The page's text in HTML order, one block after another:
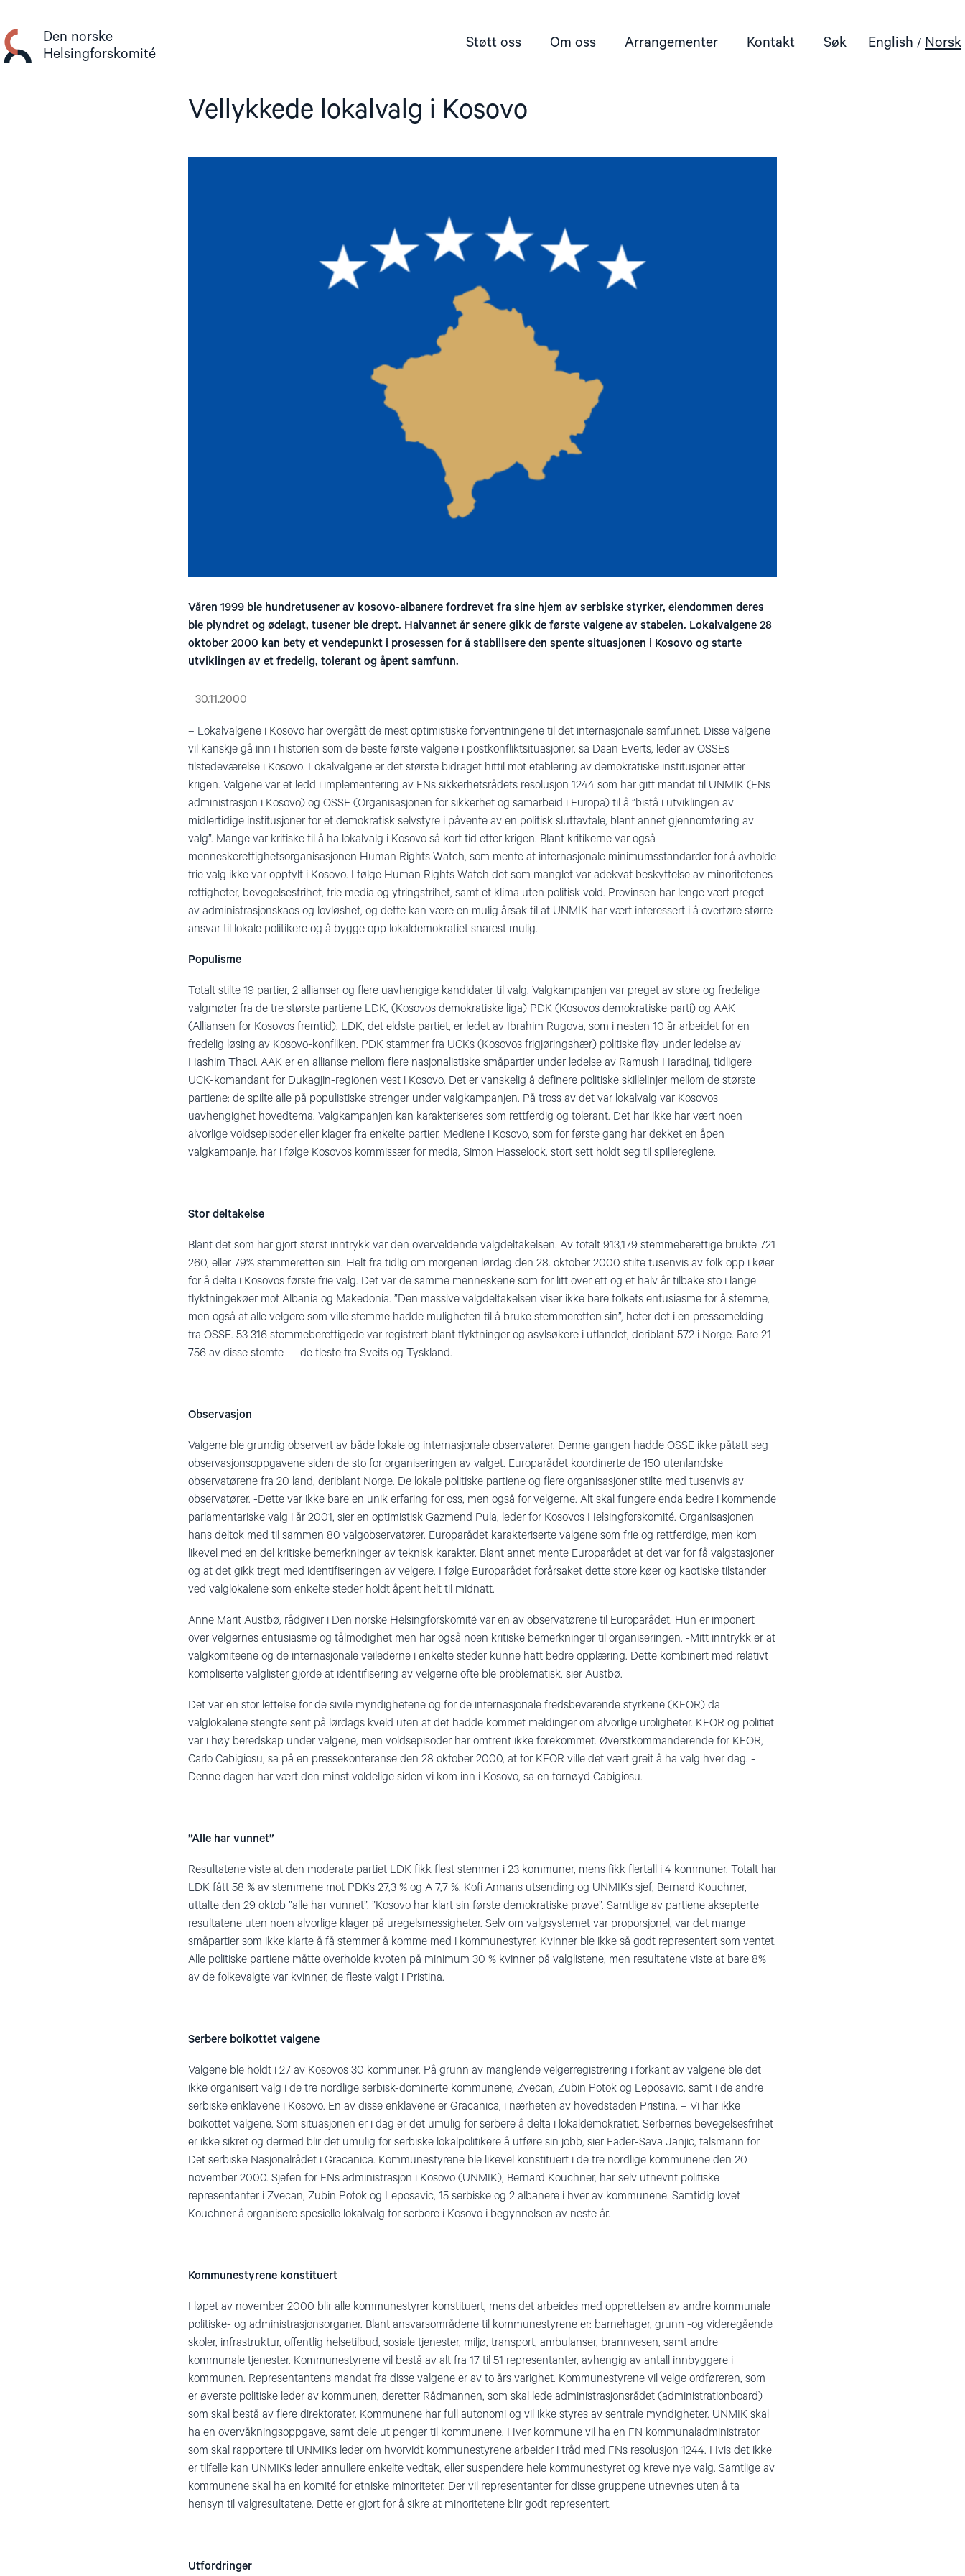
innhold
Den norske
Helsingforskomité
Støtt oss Om oss Arrangementer Kontakt Søk English Norsk
Vellykkede lokalvalg i Kosovo
Våren 1999 ble hundretusener av kosovo-albanere fordrevet fra sine hjem av serbiske styrker, eiendommen deres
ble plyndret og ødelagt, tusener ble drept. Halvannet år senere gikk de første valgene av stabelen. Lokalvalgene 28
oktober 2000 kan bety et vendepunkt i prosessen for å stabilisere den spente situasjonen i Kosovo og starte
utviklingen av et fredelig, tolerant og åpent samfunn.
30.11.2000
– Lokalvalgene i Kosovo har overgått de mest optimistiske forventningene til det internasjonale samfunnet. Disse valgene
vil kanskje gå inn i historien som de beste første valgene i postkonfliktsituasjoner, sa Daan Everts, leder av OSSEs
tilstedeværelse i Kosovo. Lokalvalgene er det største bidraget hittil mot etablering av demokratiske institusjoner etter
krigen. Valgene var et ledd i implementering av FNs sikkerhetsrådets resolusjon 1244 som har gitt mandat til UNMIK (FNs
administrasjon i Kosovo) og OSSE (Organisasjonen for sikkerhet og samarbeid i Europa) til å ”bistå i utviklingen av
midlertidige institusjoner for et demokratisk selvstyre i påvente av en politisk sluttavtale, blant annet gjennomføring av
valg”. Mange var kritiske til å ha lokalvalg i Kosovo så kort tid etter krigen. Blant kritikerne var også
menneskerettighetsorganisasjonen Human Rights Watch, som mente at internasjonale minimumsstandarder for å avholde
frie valg ikke var oppfylt i Kosovo. I følge Human Rights Watch det som manglet var adekvat beskyttelse av minoritetenes
rettigheter, bevegelsesfrihet, frie media og ytringsfrihet, samt et klima uten politisk vold. Provinsen har lenge vært preget
av administrasjonskaos og lovløshet, og dette kan være en mulig årsak til at UNMIK har vært interessert i å overføre større
ansvar til lokale politikere og å bygge opp lokaldemokratiet snarest mulig.
Populisme
Totalt stilte 19 partier, 2 allianser og flere uavhengige kandidater til valg. Valgkampanjen var preget av store og fredelige
valgmøter fra de tre største partiene LDK, (Kosovos demokratiske liga) PDK (Kosovos demokratiske parti) og AAK
(Alliansen for Kosovos fremtid). LDK, det eldste partiet, er ledet av Ibrahim Rugova, som i nesten 10 år arbeidet for en
fredelig løsing av Kosovo-konfliken. PDK stammer fra UCKs (Kosovos frigjøringshær) politiske fløy under ledelse av
Hashim Thaci. AAK er en allianse mellom flere nasjonalistiske småpartier under ledelse av Ramush Haradinaj, tidligere
UCK-komandant for Dukagjin-regionen vest i Kosovo. Det er vanskelig å definere politiske skillelinjer mellom de største
partiene: de spilte alle på populistiske strenger under valgkampanjen. På tross av det var lokalvalg var Kosovos
uavhengighet hovedtema. Valgkampanjen kan karakteriseres som rettferdig og tolerant. Det har ikke har vært noen
alvorlige voldsepisoder eller klager fra enkelte partier. Mediene i Kosovo, som for første gang har dekket en åpen
valgkampanje, har i følge Kosovos kommissær for media, Simon Hasselock, stort sett holdt seg til spillereglene.
Stor deltakelse
Blant det som har gjort størst inntrykk var den overveldende valgdeltakelsen. Av totalt 913,179 stemmeberettige brukte 721
260, eller 79% stemmeretten sin. Helt fra tidlig om morgenen lørdag den 28. oktober 2000 stilte tusenvis av folk opp i køer
for å delta i Kosovos første frie valg. Det var de samme menneskene som for litt over ett og et halv år tilbake sto i lange
flyktningekøer mot Albania og Makedonia. ”Den massive valgdeltakelsen viser ikke bare folkets entusiasme for å stemme,
men også at alle velgere som ville stemme hadde muligheten til å bruke stemmeretten sin”, heter det i en pressemelding
fra OSSE. 53 316 stemmeberettigede var registrert blant flyktninger og asylsøkere i utlandet, deriblant 572 i Norge. Bare 21
756 av disse stemte — de fleste fra Sveits og Tyskland.
Observasjon
Valgene ble grundig observert av både lokale og internasjonale observatører. Denne gangen hadde OSSE ikke påtatt seg
observasjonsoppgavene siden de sto for organiseringen av valget. Europarådet koordinerte de 150 utenlandske
observatørene fra 20 land, deriblant Norge. De lokale politiske partiene og flere organisasjoner stilte med tusenvis av
observatører. -Dette var ikke bare en unik erfaring for oss, men også for velgerne. Alt skal fungere enda bedre i kommende
parlamentariske valg i år 2001, sier en optimistisk Gazmend Pula, leder for Kosovos Helsingforskomité. Organisasjonen
hans deltok med til sammen 80 valgobservatører. Europarådet karakteriserte valgene som frie og rettferdige, men kom
likevel med en del kritiske bemerkninger av teknisk karakter. Blant annet mente Europarådet at det var for få valgstasjoner
og at det gikk tregt med identifiseringen av velgere. I følge Europarådet forårsaket dette store køer og kaotiske tilstander
ved valglokalene som enkelte steder holdt åpent helt til midnatt.
Anne Marit Austbø, rådgiver i Den norske Helsingforskomité var en av observatørene til Europarådet. Hun er imponert
over velgernes entusiasme og tålmodighet men har også noen kritiske bemerkninger til organiseringen. -Mitt inntrykk er at
valgkomiteene og de internasjonale veilederne i enkelte steder kunne hatt bedre opplæring. Dette kombinert med relativt
kompliserte valglister gjorde at identifisering av velgerne ofte ble problematisk, sier Austbø.
Det var en stor lettelse for de sivile myndighetene og for de internasjonale fredsbevarende styrkene (KFOR) da
valglokalene stengte sent på lørdags kveld uten at det hadde kommet meldinger om alvorlige uroligheter. KFOR og politiet
var i høy beredskap under valgene, men voldsepisoder har omtrent ikke forekommet. Øverstkommanderende for KFOR,
Carlo Cabigiosu, sa på en pressekonferanse den 28 oktober 2000, at for KFOR ville det vært greit å ha valg hver dag. -
Denne dagen har vært den minst voldelige siden vi kom inn i Kosovo, sa en fornøyd Cabigiosu.
”Alle har vunnet”
Resultatene viste at den moderate partiet LDK fikk flest stemmer i 23 kommuner, mens fikk flertall i 4 kommuner. Totalt har
LDK fått 58 % av stemmene mot PDKs 27,3 % og A 7,7 %. Kofi Annans utsending og UNMIKs sjef, Bernard Kouchner,
uttalte den 29 oktob ”alle har vunnet”. ”Kosovo har klart sin første demokratiske prøve”. Samtlige av partiene aksepterte
resultatene uten noen alvorlige klager på uregelsmessigheter. Selv om valgsystemet var proporsjonel, var det mange
småpartier som ikke klarte å få stemmer å komme med i kommunestyrer. Kvinner ble ikke så godt representert som ventet.
Alle politiske partiene måtte overholde kvoten på minimum 30 % kvinner på valglistene, men resultatene viste at bare 8%
av de folkevalgte var kvinner, de fleste valgt i Pristina.
Serbere boikottet valgene
Valgene ble holdt i 27 av Kosovos 30 kommuner. På grunn av manglende velgerregistrering i forkant av valgene ble det
ikke organisert valg i de tre nordlige serbisk-dominerte kommunene, Zvecan, Zubin Potok og Leposavic, samt i de andre
serbiske enklavene i Kosovo. En av disse enklavene er Gracanica, i nærheten av hovedstaden Pristina. – Vi har ikke
boikottet valgene. Som situasjonen er i dag er det umulig for serbere å delta i lokaldemokratiet. Serbernes bevegelsesfrihet
er ikke sikret og dermed blir det umulig for serbiske lokalpolitikere å utføre sin jobb, sier Fader-Sava Janjic, talsmann for
Det serbiske Nasjonalrådet i Gracanica. Kommunestyrene ble likevel konstituert i de tre nordlige kommunene den 20
november 2000. Sjefen for FNs administrasjon i Kosovo (UNMIK), Bernard Kouchner, har selv utnevnt politiske
representanter i Zvecan, Zubin Potok og Leposavic, 15 serbiske og 2 albanere i hver av kommunene. Samtidig lovet
Kouchner å organisere spesielle lokalvalg for serbere i Kosovo i begynnelsen av neste år.
Kommunestyrene konstituert
I løpet av november 2000 blir alle kommunestyrer konstituert, mens det arbeides med opprettelsen av andre kommunale
politiske- og administrasjonsorganer. Blant ansvarsområdene til kommunestyrene er: barnehager, grunn -og videregående
skoler, infrastruktur, offentlig helsetilbud, sosiale tjenester, miljø, transport, ambulanser, brannvesen, samt andre
kommunale tjenester. Kommunestyrene vil bestå av alt fra 17 til 51 representanter, avhengig av antall innbyggere i
kommunen. Representantens mandat fra disse valgene er av to års varighet. Kommunestyrene vil velge ordføreren, som
er øverste politiske leder av kommunen, deretter Rådmannen, som skal lede administrasjonsrådet (administrationboard)
som skal bestå av flere direktorater. Kommunene har full autonomi og vil ikke styres av sentrale myndigheter. UNMIK skal
ha en overvåkningsoppgave, samt dele ut penger til kommunene. Hver kommune vil ha en FN kommunaladministrator
som skal rapportere til UNMIKs leder om hvorvidt kommunestyrene arbeider i tråd med FNs resolusjon 1244. Hvis det ikke
er tilfelle kan UNMIKs leder annullere enkelte vedtak, eller suspendere hele kommunestyret og kreve nye valg. Samtlige av
kommunene skal ha en komité for etniske minoriteter. Der vil representanter for disse gruppene utnevnes uten å ta
hensyn til valgresultatene. Dette er gjort for å sikre at minoritetene blir godt representert.
Utfordringer